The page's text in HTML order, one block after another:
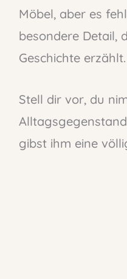
Möbel, aber es
besondere Detail,
Geschichte erzählt.
Stell dir vor, du
gibst ihm eine